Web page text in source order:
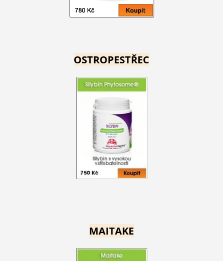
OSTROPESTŘEC
MAITAKE